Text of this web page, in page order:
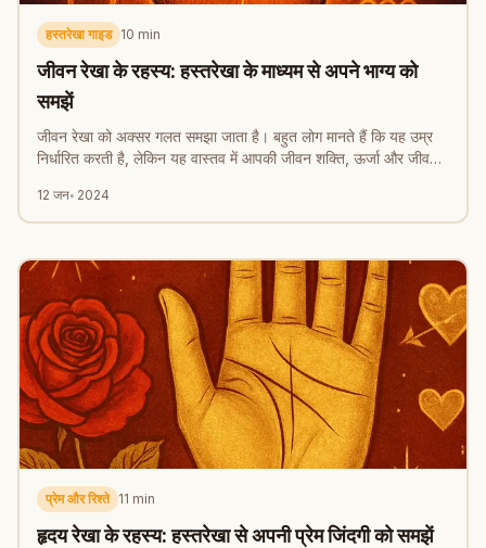
हस्तरेखा गाइड 10 min
जीवन रेखा के रहस्य: हस्तरेखा के माध्यम से अपने भाग्य को
समझें
जीवन रेखा को अक्सर गलत समझा जाता है। बहुत लोग मानते हैं कि यह उम्र
निर्धारित करती है, लेकिन यह वास्तव में आपकी जीवन शक्ति, ऊर्जा और जीवन
12 जन॰ 2024
प्रेम और रिश्ते 11 min
हृदय रेखा के रहस्य: हस्तरेखा से अपनी प्रेम जिंदगी को समझें